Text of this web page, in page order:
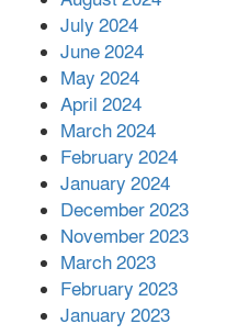
July 2024
June 2024
May 2024
April 2024
March 2024
February 2024
January 2024
December 2023
November 2023
March 2023
February 2023
January 2023